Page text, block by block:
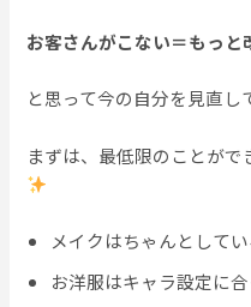
お客さんがこない＝もっと
と思って今の自分を見直
まずは、最低限のことが
メイクはちゃんとして
お洋服はキャラ設定に